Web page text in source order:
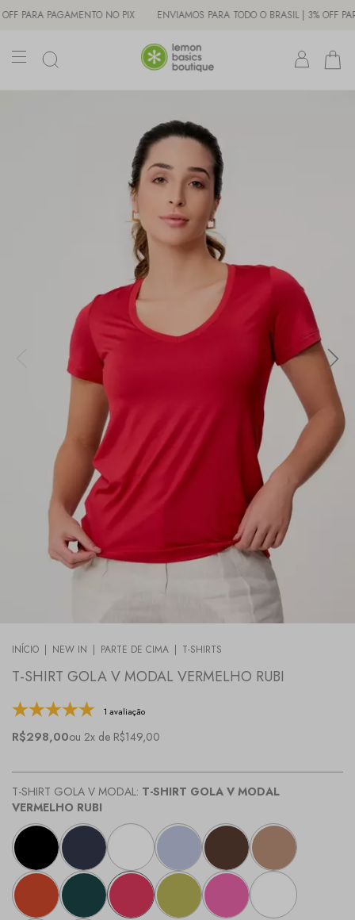
PAGAMENTO NO PIX ENVIAMOS PARA TODO O BRASIL | 3% OFF PARA
INÍCIO | NEW IN | PARTE DE CIMA | T-SHIRTS
T-SHIRT GOLA V MODAL VERMELHO RUBI
1 avaliação
R$298,00ou 2x de R$149,00
T-SHIRT GOLA V MODAL: T-SHIRT GOLA V MODAL
VERMELHO RUBI